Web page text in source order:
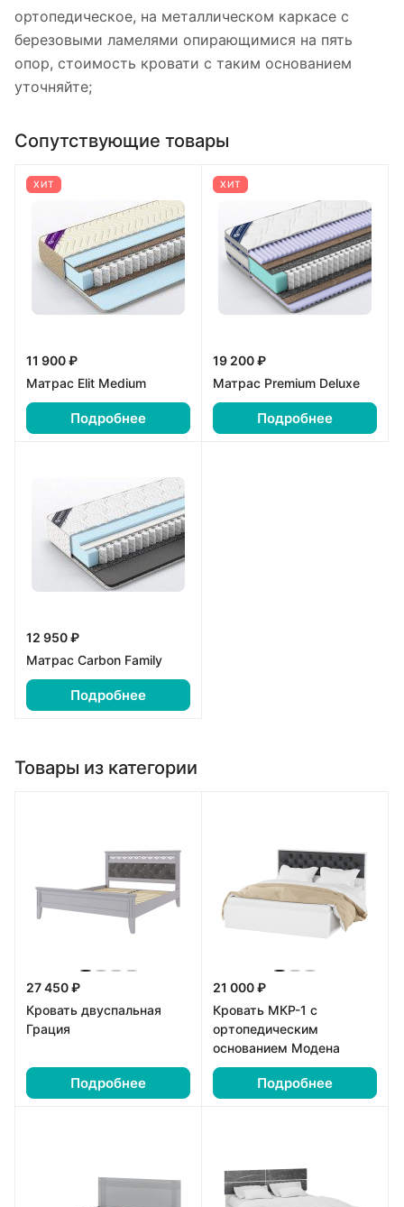
ортопедическое, на металлическом каркасе с
березовыми ламелями опирающимися на пять
опор, стоимость кровати с таким основанием
уточняйте;
Сопутствующие товары
ХИТ
11 900 ₽
Матрас Elit Medium
Подробнее
ХИТ
19 200 ₽
Матрас Premium Deluxe
Подробнее
12 950 ₽
Матрас Carbon Family
Подробнее
Товары из категории
27 450 ₽
Кровать двуспальная
Грация
Подробнее
21 000 ₽
Кровать МКР-1 с
ортопедическим
основанием Модена
Подробнее